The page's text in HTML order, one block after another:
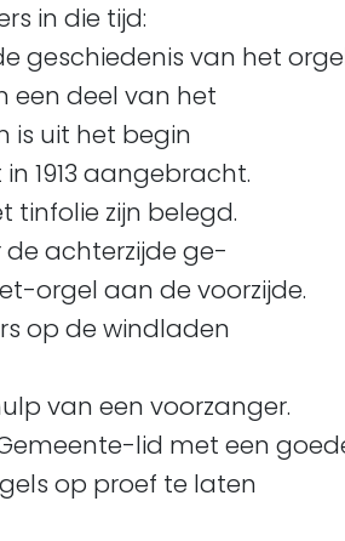
in die tijd:
de geschiedenis van het
een deel van het
is uit het begin
1913 aangebracht.
tinfolie zijn belegd.
achterzijde ge-
orgel aan de voorzijde.
op de windladen
van een voorzanger.
lid met een
op proef te laten